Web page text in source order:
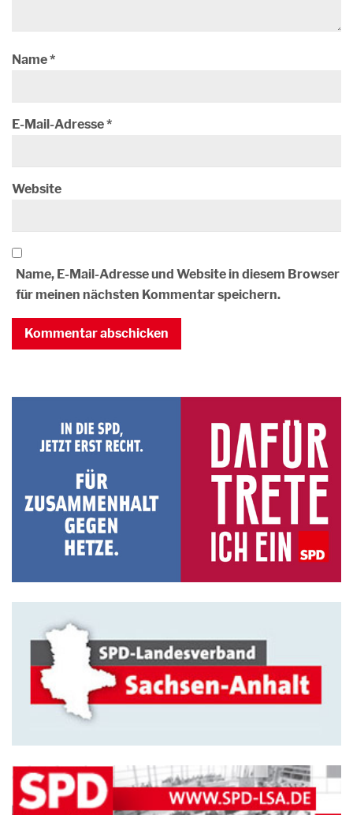
Name*
E-Mail-Adresse*
Website
Name, E-Mail-Adresse und Website in diesem Browser
für meinen nächsten Kommentar speichern.